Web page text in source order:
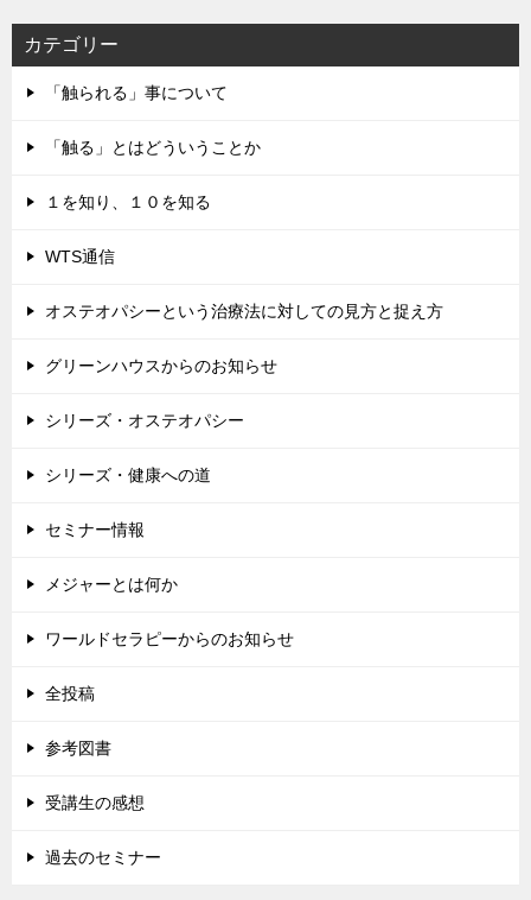
カテゴリー
「触られる」事について
「触る」とはどういうことか
１を知り、１０を知る
WTS通信
オステオパシーという治療法に対しての見方と捉え方
グリーンハウスからのお知らせ
シリーズ・オステオパシー
シリーズ・健康への道
セミナー情報
メジャーとは何か
ワールドセラピーからのお知らせ
全投稿
参考図書
受講生の感想
過去のセミナー